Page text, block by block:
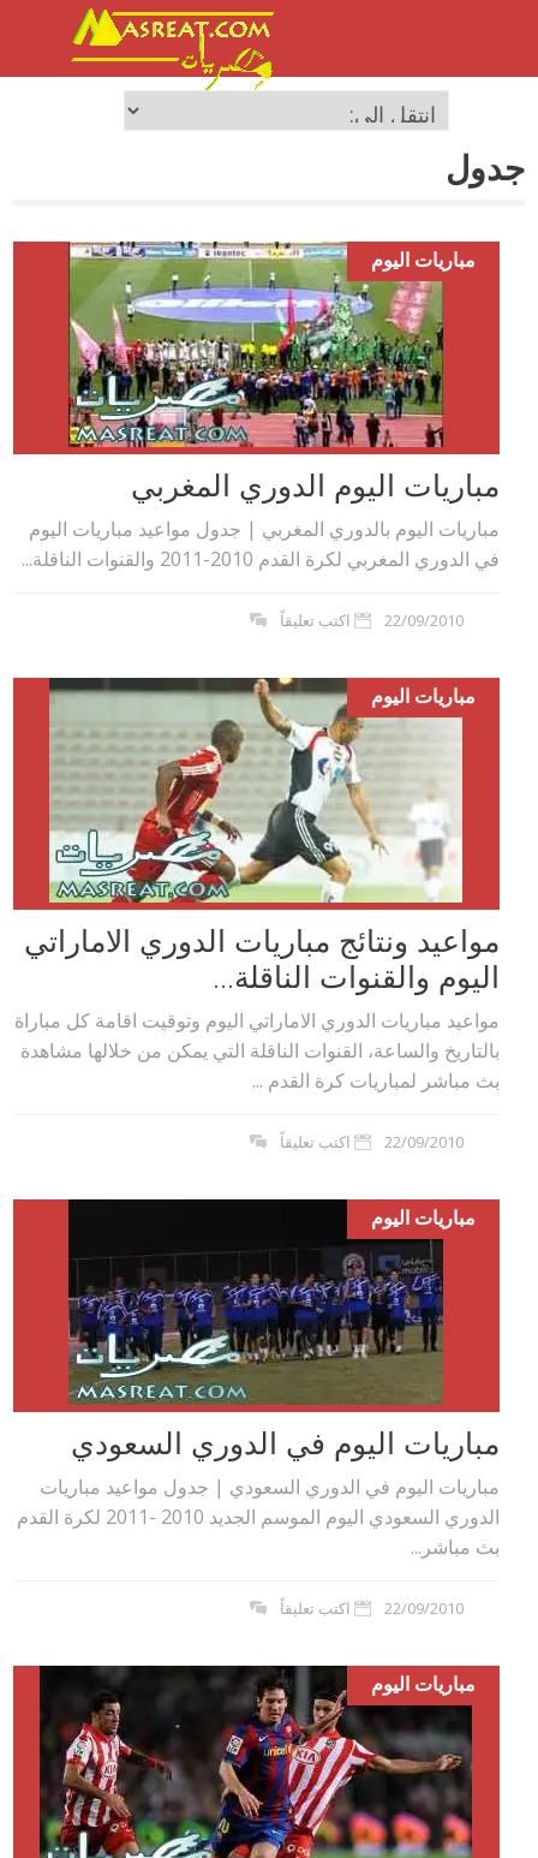
جدول
مباريات اليوم
مباريات اليوم الدوري المغربي
مباريات اليوم بالدوري المغربي | جدول مواعيد مباريات اليوم
في الدوري المغربي لكرة القدم 2010-2011 والقنوات الناقلة...
22/09/2010 اكتب تعليقاً
مباريات اليوم
مواعيد ونتائج مباريات الدوري الاماراتي
اليوم والقنوات الناقلة...
مواعيد مباريات الدوري الاماراتي اليوم وتوقيت اقامة كل مباراة
بالتاريخ والساعة، القنوات الناقلة التي يمكن من خلالها مشاهدة
بث مباشر لمباريات كرة القدم ...
22/09/2010 اكتب تعليقاً
مباريات اليوم
مباريات اليوم في الدوري السعودي
مباريات اليوم في الدوري السعودي | جدول مواعيد مباريات
الدوري السعودي اليوم الموسم الجديد 2010 -2011 لكرة القدم
بث مباشر...
22/09/2010 اكتب تعليقاً
مباريات اليوم